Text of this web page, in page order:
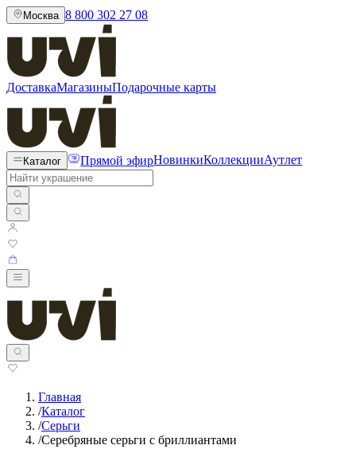
Москва 8 800 302 27 08
ДоставкаМагазиныПодарочные карты
Каталог Прямой эфирНовинкиКоллекцииАутлет
Главная
/Каталог
/Серьги
/Серебряные серьги с бриллиантами